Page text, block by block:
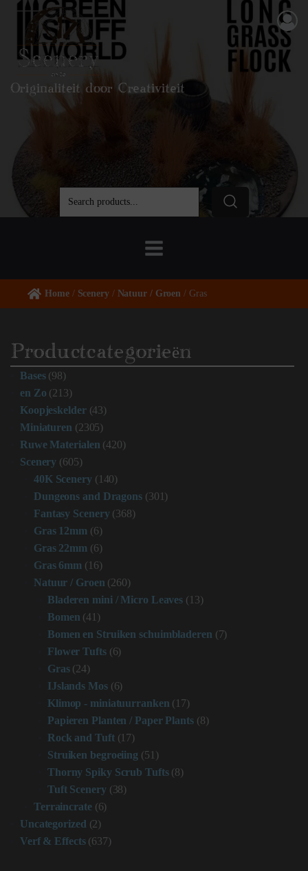
Originaliteit door Creativiteit
Home/ Scenery/ Natuur / Groen / Gras
Productcategorieën
Bases (98)
en Zo (213)
Koopjeskelder (43)
Miniaturen (2305)
Ruwe Materialen (420)
Scenery (605)
40K Scenery (140)
Dungeons and Dragons (301)
Fantasy Scenery (368)
Gras 12mm (6)
Gras 22mm (6)
Gras 6mm (16)
Natuur / Groen (260)
Bladeren mini / Micro Leaves (13)
Bomen (41)
Bomen en Struiken schuimbladeren (7)
Flower Tufts (6)
Gras (24)
IJslands Mos (6)
Klimop - miniatuurranken (17)
Papieren Planten / Paper Plants (8)
Rock and Tuft (17)
Struiken begroeiing (51)
Thorny Spiky Scrub Tufts (8)
Tuft Scenery (38)
Terraincrate (6)
Uncategorized (2)
Verf & Effects (637)